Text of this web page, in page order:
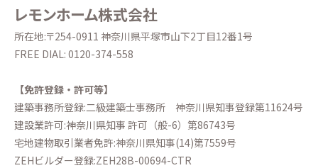
レモンホーム株式会社
所在地:〒254-0911 神奈川県平塚市山下2丁目12番1号
FREE DIAL: 0120-374-558
【免許登録・許可等】
建築事務所登録:二級建築士事務所 神奈川県知事登録第11624号
建設業許可:神奈川県知事 許可（般-6）第86743号
宅地建物取引業者免許:神奈川県知事(14)第7559号
ZEHビルダー登録:ZEH28B-00694-CTR